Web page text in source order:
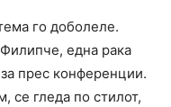
го доболеле.
една рака
прес конференции.
се гледа по стилот,